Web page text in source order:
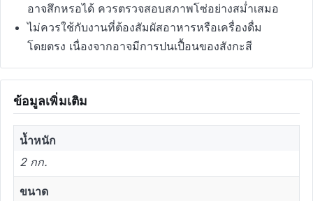
อาจสึกหรอได้ ควรตรวจสอบสภาพโซ่อย่างสม่ำเสมอ
ไม่ควรใช้กับงานที่ต้องสัมผัสอาหารหรือเครื่องดื่ม
โดยตรง เนื่องจากอาจมีการปนเปื้อนของสังกะสี
ข้อมูลเพิ่มเติม
น้ำหนัก
2 กก.
ขนาด